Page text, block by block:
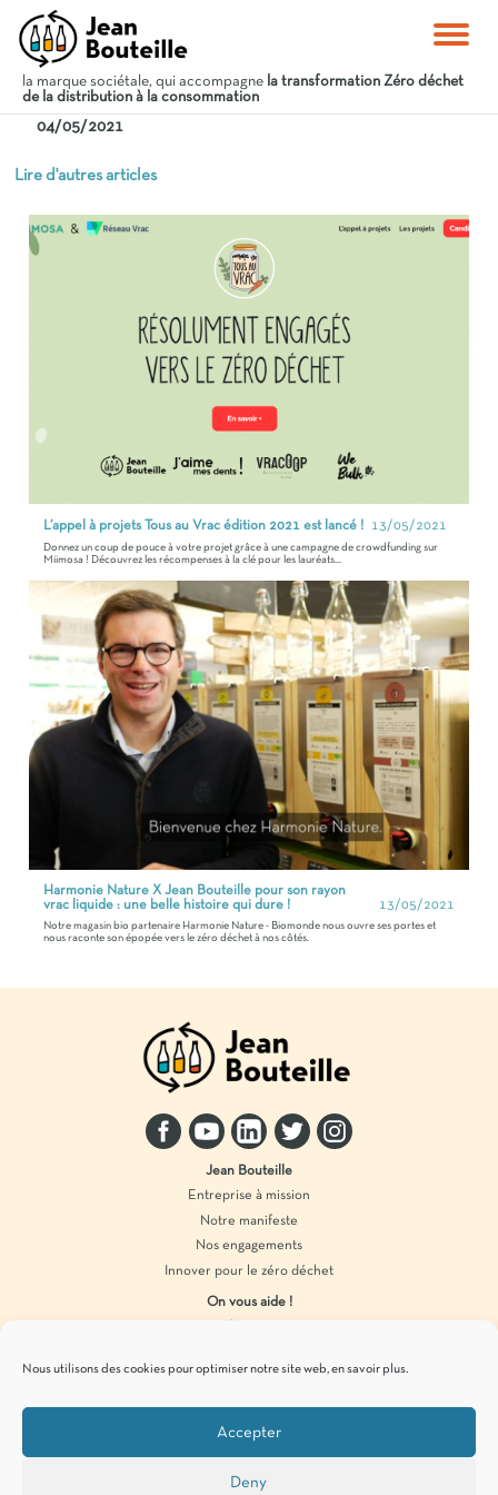
Nous utilisons des cookies pour optimiser notre site web, en savoir plus.
Accepter
Deny
la marque sociétale, qui accompagne la transformation Zéro déchet
de la distribution à la consommation
04/05/2021
Lire d'autres articles
L’appel à projets Tous au Vrac édition 2021 est lancé ! 13/05/2021
Donnez un coup de pouce à votre projet grâce à une campagne de crowdfunding sur
Miimosa ! Découvrez les récompenses à la clé pour les lauréats...
Harmonie Nature X Jean Bouteille pour son rayon
vrac liquide : une belle histoire qui dure !
13/05/2021
Notre magasin bio partenaire Harmonie Nature - Biomonde nous ouvre ses portes et
nous raconte son épopée vers le zéro déchet à nos côtés.
Jean Bouteille
Entreprise à mission
Notre manifeste
Nos engagements
Innover pour le zéro déchet
On vous aide !
Produits en vrac
Pour vous tenir informés de
zéro déchet, c’est par ici !